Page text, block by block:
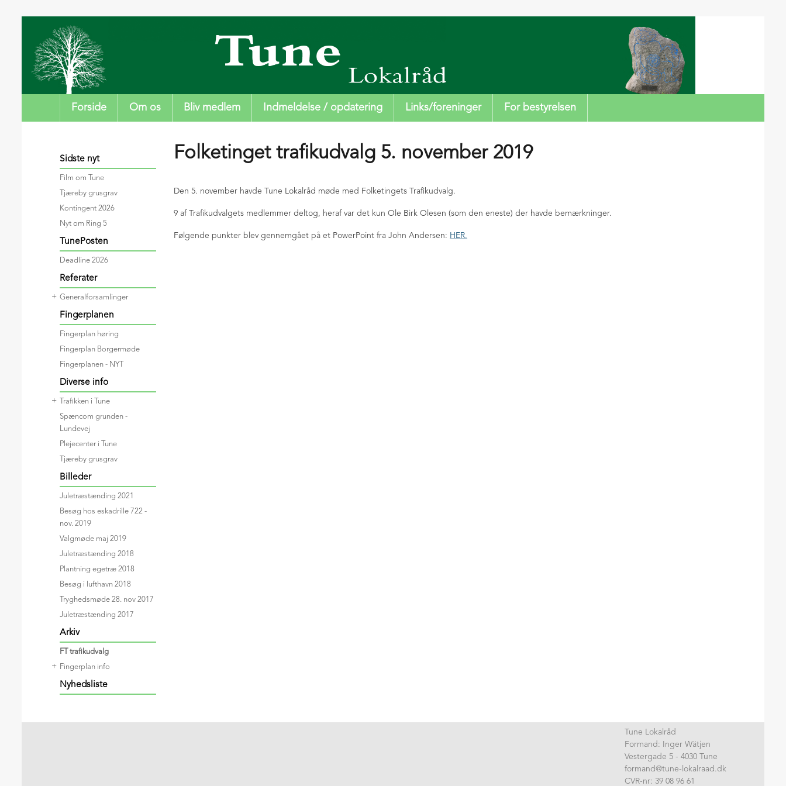
Forside Om os Bliv medlem Indmeldelse / opdatering Links/foreninger For bestyrelsen
Sidste nyt
Film om Tune
Tjæreby grusgrav
Kontingent 2026
Nyt om Ring 5
TunePosten
Deadline 2026
Referater
Generalforsamlinger
+
Fingerplanen
Fingerplan høring
Fingerplan Borgermøde
Fingerplanen - NYT
Diverse info
Trafikken i Tune
+
Spæncom grunden -
Lundevej
Plejecenter i Tune
Tjæreby grusgrav
Billeder
Juletræstænding 2021
Besøg hos eskadrille 722 -
nov. 2019
Valgmøde maj 2019
Juletræstænding 2018
Plantning egetræ 2018
Besøg i lufthavn 2018
Tryghedsmøde 28. nov 2017
Juletræstænding 2017
Arkiv
FT trafikudvalg
Fingerplan info
+
Nyhedsliste
Folketinget trafikudvalg 5. november 2019
Den 5. november havde Tune Lokalråd møde med Folketingets Trafikudvalg.
9 af Trafikudvalgets medlemmer deltog, heraf var det kun Ole Birk Olesen (som den eneste) der havde bemærkninger.
Følgende punkter blev gennemgået på et PowerPoint fra John Andersen: HER.
Tune Lokalråd
Formand: Inger Wätjen
Vestergade 5 - 4030 Tune
formand@tune-lokalraad.dk
CVR-nr: 39 08 96 61